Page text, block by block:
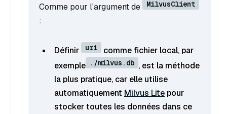
Comme pour l'argument de MilvusClient
:
Définir uri
comme fichier local, par
exemple
./milvus.db , est la méthode
la plus pratique, car elle utilise
automatiquement Milvus Lite pour
stocker toutes les données dans ce